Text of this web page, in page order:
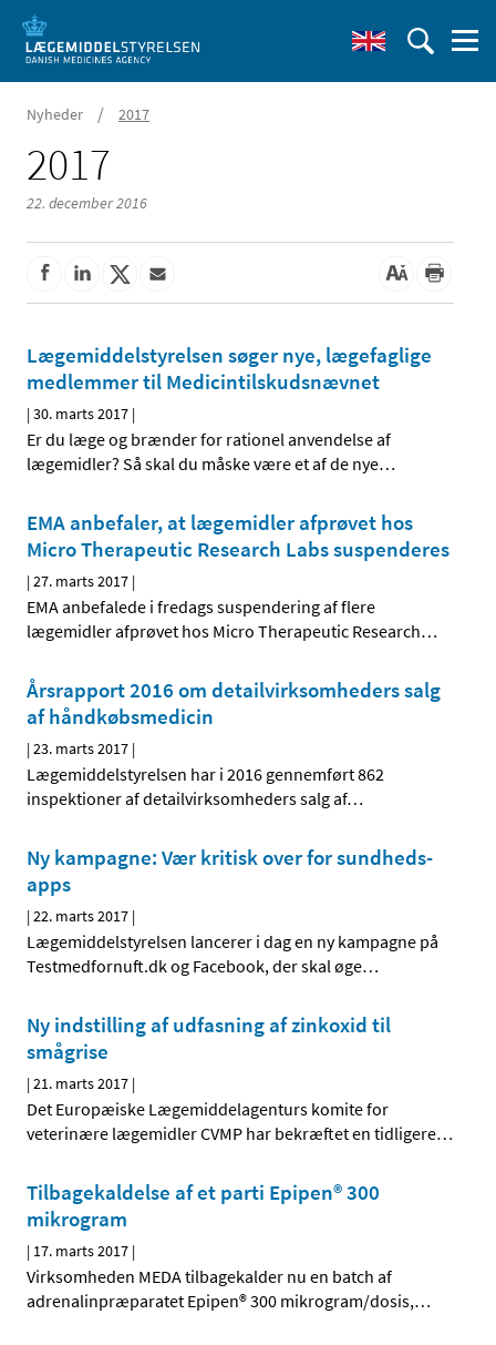
Nyheder / 2017
2017
22. december 2016
Lægemiddelstyrelsen søger nye, lægefaglige
medlemmer til Medicintilskudsnævnet
|30. marts 2017 |
Er du læge og brænder for rationel anvendelse af
lægemidler? Så skal du måske være et af de nye…
EMA anbefaler, at lægemidler afprøvet hos
Micro Therapeutic Research Labs suspenderes
|27. marts 2017 |
EMA anbefalede i fredags suspendering af flere
lægemidler afprøvet hos Micro Therapeutic Research…
Årsrapport 2016 om detailvirksomheders salg
af håndkøbsmedicin
|23. marts 2017 |
Lægemiddelstyrelsen har i 2016 gennemført 862
inspektioner af detailvirksomheders salg af…
Ny kampagne: Vær kritisk over for sundheds-
apps
|22. marts 2017 |
Lægemiddelstyrelsen lancerer i dag en ny kampagne på
Testmedfornuft.dk og Facebook, der skal øge…
Ny indstilling af udfasning af zinkoxid til
smågrise
|21. marts 2017 |
Det Europæiske Lægemiddelagenturs komite for
veterinære lægemidler CVMP har bekræftet en tidligere…
Tilbagekaldelse af et parti Epipen® 300
mikrogram
| 17. marts 2017 |
Virksomheden MEDA tilbagekalder nu en batch af
adrenalinpræparatet Epipen® 300 mikrogram/dosis,…